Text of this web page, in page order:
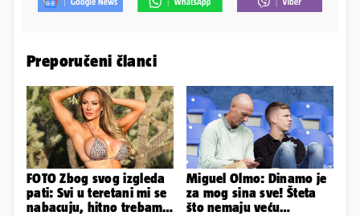
Preporučeni članci
FOTO Zbog svog izgleda
pati: Svi u teretani mi se
nabacuju, hitno trebam
Miguel Olmo: Dinamo je
za mog sina sve! Šteta
što nemaju veću